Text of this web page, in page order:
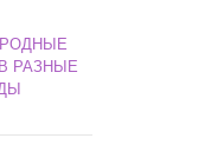
РАЗНЫЕ